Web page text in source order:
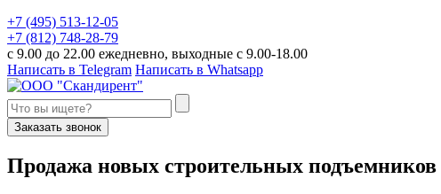
+7 (495) 513-12-05
+7 (812) 748-28-79
с 9.00 до 22.00 ежедневно, выходные с 9.00-18.00
Написать в Telegram Написать в Whatsapp
Заказать звонок
Продажа новых строительных подъемников